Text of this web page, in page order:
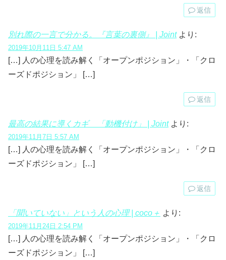
返信
別れ際の一言で分かる。『言葉の裏側』 | Joint より:
2019年10月11日 5:47 AM
[…] 人の心理を読み解く「オープンポジション」・「クロ
ーズドポジション」 […]
返信
最高の結果に導くカギ 「動機付け」 | Joint より:
2019年11月7日 5:57 AM
[…] 人の心理を読み解く「オープンポジション」・「クロ
ーズドポジション」 […]
返信
「聞いていない」という人の心理 | coco＋ より:
2019年11月24日 2:54 PM
[…] 人の心理を読み解く「オープンポジション」・「クロ
ーズドポジション」 […]